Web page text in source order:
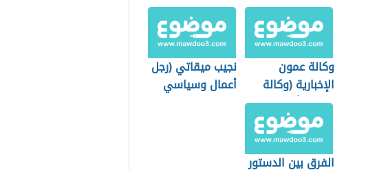
وكالة عمون
الإخبارية (وكالة
إخبارية أردنية
خاصة)
نجيب ميقاتي (رجل
أعمال وسياسي
الفرق بين الدستور